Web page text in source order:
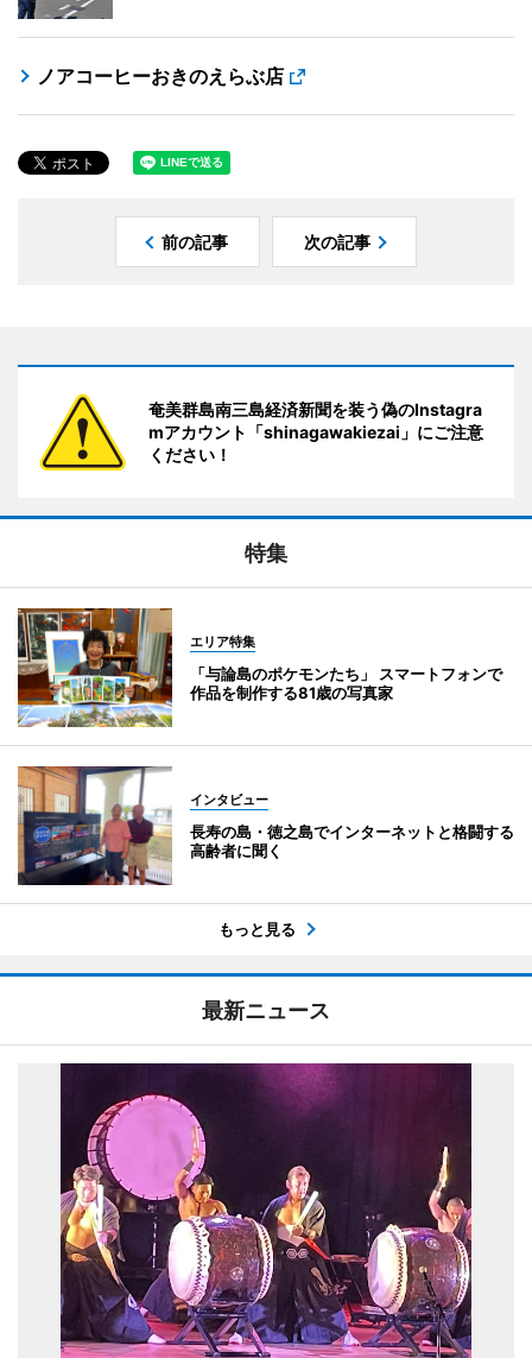
ノアコーヒーおきのえらぶ店
前の記事 次の記事
奄美群島南三島経済新聞を装う偽のInstagra
mアカウント「shinagawakiezai」にご注意
ください！
特集
エリア特集
「与論島のポケモンたち」 スマートフォンで
作品を制作する81歳の写真家
インタビュー
長寿の島・徳之島でインターネットと格闘する
高齢者に聞く
もっと見る
最新ニュース